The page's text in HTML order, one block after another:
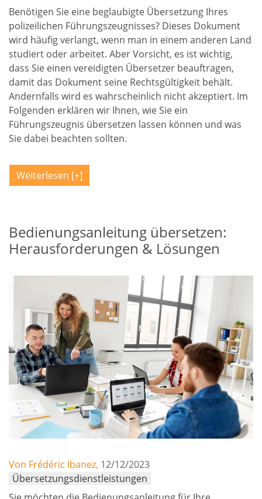
Benötigen Sie eine beglaubigte Übersetzung Ihres
polizeilichen Führungszeugnisses? Dieses Dokument
wird häufig verlangt, wenn man in einem anderen Land
studiert oder arbeitet. Aber Vorsicht, es ist wichtig,
dass Sie einen vereidigten Übersetzer beauftragen,
damit das Dokument seine Rechtsgültigkeit behält.
Andernfalls wird es wahrscheinlich nicht akzeptiert. Im
Folgenden erklären wir Ihnen, wie Sie ein
Führungszeugnis übersetzen lassen können und was
Sie dabei beachten sollten.
Weiterlesen
Bedienungsanleitung übersetzen:
Herausforderungen & Lösungen
Von Frédéric Ibanez, 12/12/2023
Übersetzungsdienstleistungen